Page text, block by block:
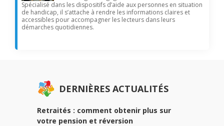
Spécialisé dans les dispositifs d’aide aux personnes en situation
de handicap, il s’attache à rendre les informations claires et
accessibles pour accompagner les lecteurs dans leurs
démarches quotidiennes.
DERNIÈRES ACTUALITÉS
Retraités : comment obtenir plus sur
votre pension et réversion